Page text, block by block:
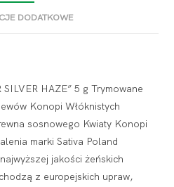
DODATKOWE
HAZE” 5 g Trymowane
Konopi Włóknistych
sosnowego Kwiaty Konopi
marki Sativa Poland
jakości żeńskich
z europejskich upraw,